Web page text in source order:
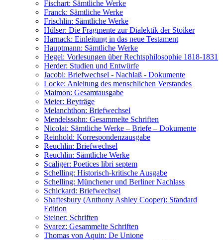
Fischart: Sämtliche Werke
Franck: Sämtliche Werke
Frischlin: Sämtliche Werke
Hülser: Die Fragmente zur Dialektik der Stoiker
Harnack: Einleitung in das neue Testament
Hauptmann: Sämtliche Werke
Hegel: Vorlesungen über Rechtsphilosophie 1818-1831
Herder: Studien und Entwürfe
Jacobi: Briefwechsel - Nachlaß - Dokumente
Locke: Anleitung des menschlichen Verstandes
Maimon: Gesamtausgabe
Meier: Beyträge
Melanchthon: Briefwechsel
Mendelssohn: Gesammelte Schriften
Nicolai: Sämtliche Werke – Briefe – Dokumente
Reinhold: Korrespondenzausgabe
Reuchlin: Briefwechsel
Reuchlin: Sämtliche Werke
Scaliger: Poetices libri septem
Schelling: Historisch-kritische Ausgabe
Schelling: Münchener und Berliner Nachlass
Schickard: Briefwechsel
Shaftesbury (Anthony Ashley Cooper): Standard
Edition
Steiner: Schriften
Svarez: Gesammelte Schriften
Thomas von Aquin: De Unione